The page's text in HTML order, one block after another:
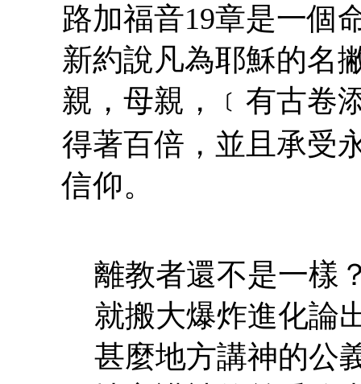
路加福音19章是一個
新約說凡為耶穌的名
親，母親，﹝有古卷
得著百倍，並且承受
信仰。
離教者還不是一樣
就搬大爆炸進化論
甚麼地方講神的公